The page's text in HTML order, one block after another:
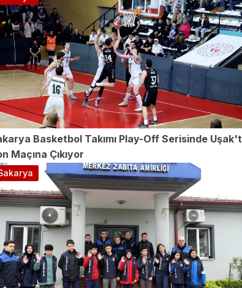
Basketbol Takımı Play-Off Serisinde
Maçına Çıkıyor